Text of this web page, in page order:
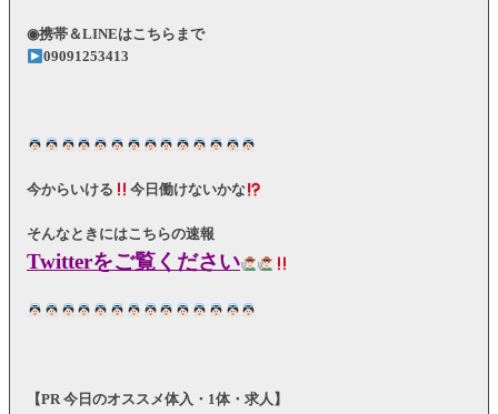
◉携帯＆LINEはこちらまで
09091253413
今からいける 今日働けないかな
そんなときにはこちらの速報
Twitterをご覧ください
【PR 今日のオススメ体入・1体・求人】